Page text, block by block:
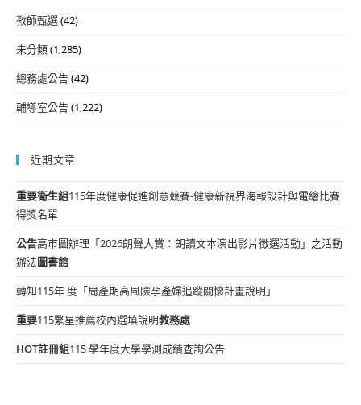
教師甄選(42)
未分類(1,285)
總務處公告(42)
輔導室公告(1,222)
近期文章
重要衛生組115年度健康促進創意競賽-健康新視界海報設計與電繪比賽
得獎名單
公告高市圖辦理「2026朗聲大賞：朗讀文本演出影片徵選活動」之活動
辦法圖書館
轉知115年 度「周產期高風險孕產婦追蹤關懷計畫說明」
重要115繁星推薦校內選填說明教務處
HOT註冊組115 學年度大學學測成績查詢公告